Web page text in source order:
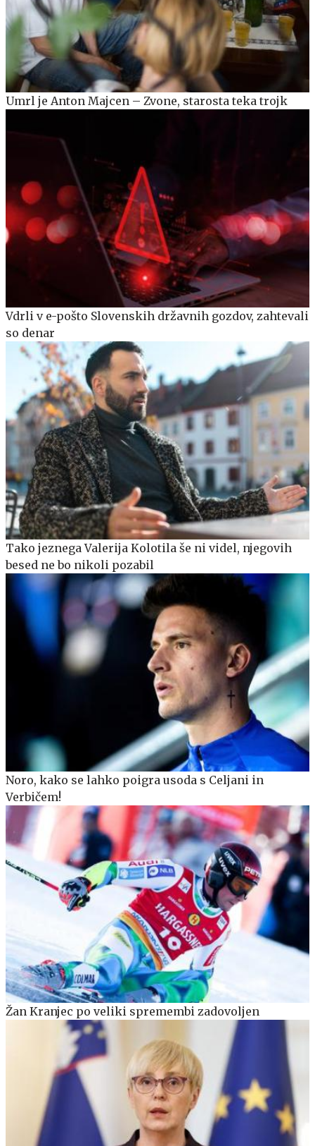
Umrl je Anton Majcen – Zvone, starosta teka trojk
Vdrli v e-pošto Slovenskih državnih gozdov, zahtevali
so denar
Tako jeznega Valerija Kolotila še ni videl, njegovih
besed ne bo nikoli pozabil
Noro, kako se lahko poigra usoda s Celjani in
Verbičem!
Žan Kranjec po veliki spremembi zadovoljen